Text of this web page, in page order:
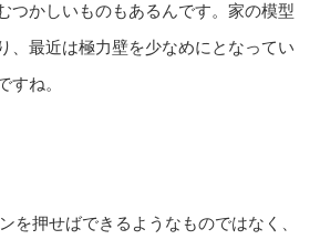
つかしいものもあるんです。家の模型
、最近は極力壁を少なめにとなってい
すね。
を押せばできるようなものではなく、